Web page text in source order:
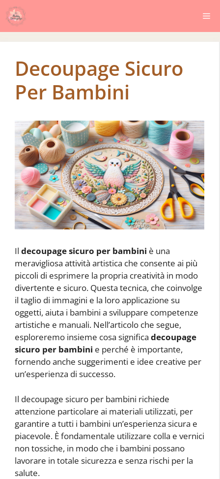
Vai
contenuto
Decoupage Sicuro
Per Bambini
Il decoupage sicuro per bambini è una
meravigliosa attività artistica che consente ai più
piccoli di esprimere la propria creatività in modo
divertente e sicuro. Questa tecnica, che coinvolge
il taglio di immagini e la loro applicazione su
oggetti, aiuta i bambini a sviluppare competenze
artistiche e manuali. Nell’articolo che segue,
esploreremo insieme cosa significa decoupage
sicuro per bambini e perché è importante,
fornendo anche suggerimenti e idee creative per
un’esperienza di successo.
Il decoupage sicuro per bambini richiede
attenzione particolare ai materiali utilizzati, per
garantire a tutti i bambini un’esperienza sicura e
piacevole. È fondamentale utilizzare colla e vernici
non tossiche, in modo che i bambini possano
lavorare in totale sicurezza e senza rischi per la
salute.